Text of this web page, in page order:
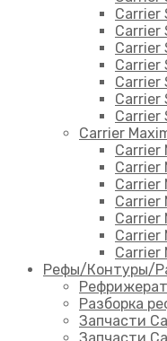
Carrier
Carrier
Carrier
Carrier
Carrier
Carrier
Carrier
Carrier
Carrier
Carrier
Carrier
Carrier
Carrier
Carrier
Carrier
Рефы/Контуры/
Разборка
Запчасти